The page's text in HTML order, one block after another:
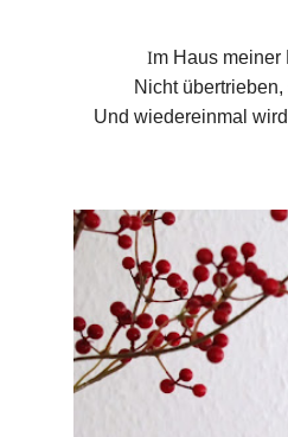
Im Haus
Nicht
Und wiedereinmal